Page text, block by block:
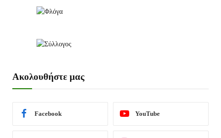
Ακολουθήστε μας
Facebook YouTube